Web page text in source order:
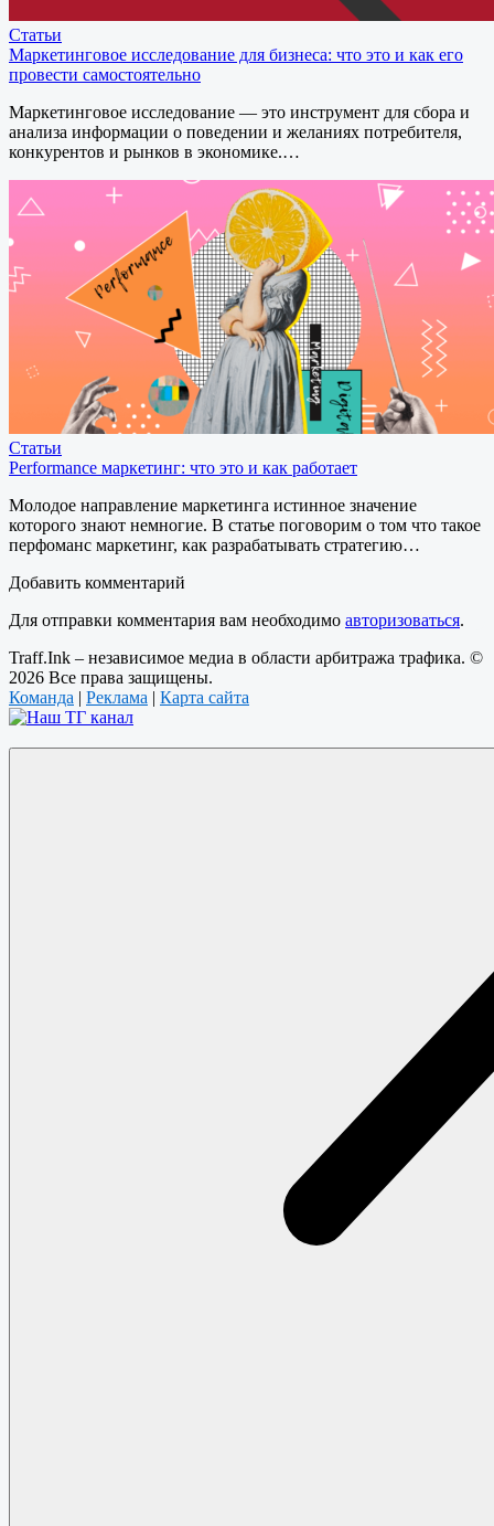
Статьи
Маркетинговое исследование для бизнеса: что это и как его
провести самостоятельно
Маркетинговое исследование — это инструмент для сбора и
анализа информации о поведении и желаниях потребителя,
конкурентов и рынков в экономике.…
Статьи
Performance маркетинг: что это и как работает
Молодое направление маркетинга истинное значение
которого знают немногие. В статье поговорим о том что такое
перфоманс маркетинг, как разрабатывать стратегию…
Добавить комментарий
Для отправки комментария вам необходимо авторизоваться.
Traff.Ink – независимое медиа в области арбитража трафика. ©
2026 Все права защищены.
Команда | Реклама | Карта сайта